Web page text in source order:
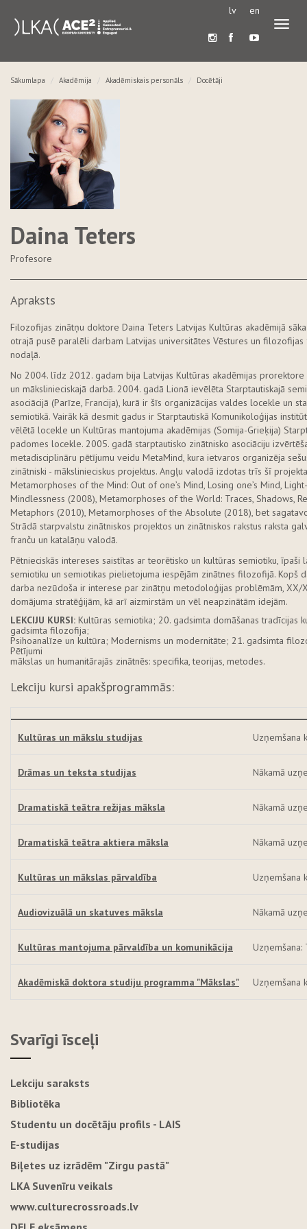
lv en
Sākumlapa Akadēmija Akadēmiskais personāls Docētāji
Daina Teters
Profesore
Apraksts
Filozofijas zinātņu doktore Daina Teters Latvijas Kultūras akadēmijā
otrajā pusē paralēli darbam Latvijas universitātes Vēstures un
nodaļā.
No 2004. līdz 2012. gadam bija Latvijas Kultūras akadēmijas prorektore
un mākslinieciskajā darbā. 2004. gadā Lionā ievēlēta Starptautiskajā
asociācijā (Parīze, Francija), kurā ir šīs organizācijas valdes locekle un
semiotikā. Vairāk kā desmit gadus ir Starptautiskā Komunikoloģijas
vēlētā locekle un Kultūras mantojuma akadēmijas (Somija-Grieķija)
padomes locekle. 2005. gadā starptautisko zinātnisko asociāciju
metadisciplināru pētījumu veidu MetaMind, kura ietvaros organizēja
zinātniski - mākslinieciskus projektus. Angļu valodā izdotas trīs šī
Metamorphoses of the Mind: Out of one’s Mind, Losing one’s Mind,
Mindlessness (2008), Metamorphoses of the World: Traces, Shadows,
Metaphors (2010), Metamorphoses of the Absolute (2018), bet
Strādā starpvalstu zinātniskos projektos un zinātniskos rakstus raksta
franču un katalāņu valodā.
Pētnieciskās intereses saistītas ar teorētisko un kultūras semiotiku, īpaši
semiotiku un semiotikas pielietojuma iespējām zinātnes filozofijā. Kopš
darba nezūdoša ir interese par zinātņu metodoloģijas problēmām, XX/
domājuma stratēģijām, kā arī aizmirstām un vēl neapzinātām idejām.
LEKCIJU KURSI: Kultūras semiotika; 20. gadsimta domāšanas tradīcijas
gadsimta filozofija;
Psihoanalīze un kultūra; Modernisms un modernitāte; 21. gadsimta
Pētījumi
mākslas un humanitārajās zinātnēs: specifika, teorijas, metodes.
Lekciju kursi apakšprogrammās:
Kultūras un mākslu studijas Uzņemšana
Drāmas un teksta studijas Nākamā
Dramatiskā teātra režijas māksla Nākamā
Dramatiskā teātra aktiera māksla Nākamā
Kultūras un mākslas pārvaldība Uzņemšana
Audiovizuālā un skatuves māksla Nākamā
Kultūras mantojuma pārvaldība un komunikācija Uzņemšana:
Akadēmiskā doktora studiju programma "Mākslas" Uzņemšana
Svarīgi īsceļi
Lekciju saraksts
Bibliotēka
Studentu un docētāju profils - LAIS
E-studijas
Biļetes uz izrādēm "Zirgu pastā"
LKA Suvenīru veikals
www.culturecrossroads.lv